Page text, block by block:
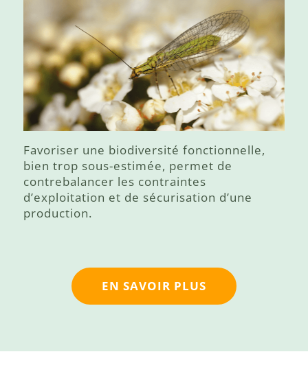
Favoriser une biodiversité fonctionnelle,
bien trop sous-estimée, permet de
contrebalancer les contraintes
d’exploitation et de sécurisation d’une
production.
EN SAVOIR PLUS